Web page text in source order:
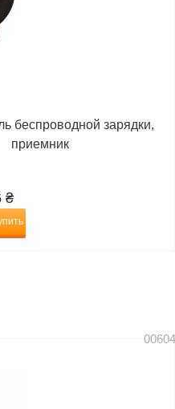
беспроводной зарядки,
приемник
₴